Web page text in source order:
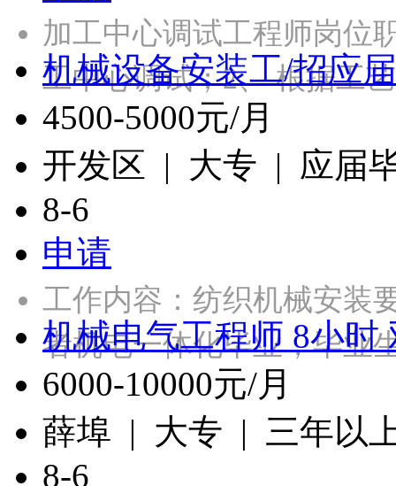
加工中心调试工程师岗位
工中心调试；2、 根据工
机械设备安装工/招应
4500-5000元/月
开发区 | 大专 | 应届
8-6
申请
工作内容：纺织机械安装
者机电一体化毕业，毕
机械电气工程师 8小时
6000-10000元/月
薛埠 | 大专 | 三年以
8-6